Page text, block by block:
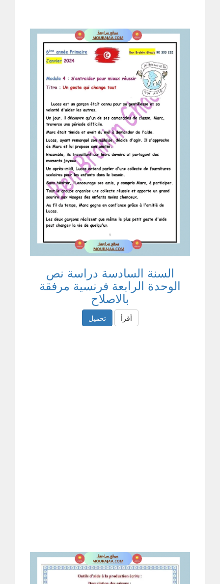
السنة السادسة دراسة نص
الوحدة الرابعة فرنسية مرفقة
بالاصلاح
أقرأ تحميل